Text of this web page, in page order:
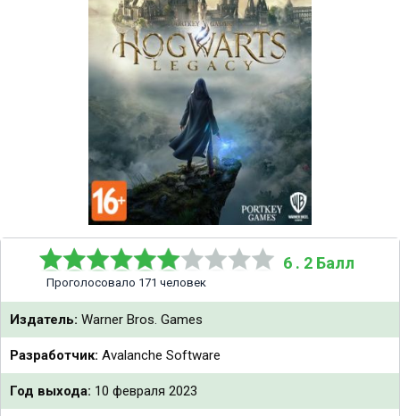
6 . 2 Балл
Проголосовало 171 человек
Издатель: Warner Bros. Games
Разработчик: Avalanche Software
Год выхода: 10 февраля 2023